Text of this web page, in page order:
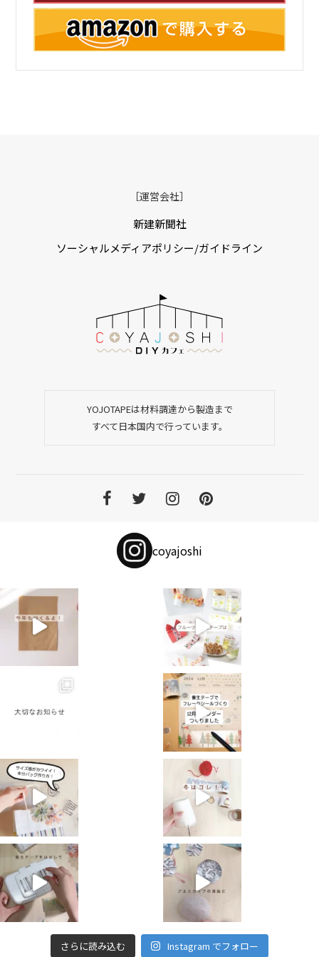
［運営会社］
新建新聞社
ソーシャルメディアポリシー/ガイドライン
YOJOTAPEは材料調達から製造まで
すべて日本国内で行っています。
coyajoshi
さらに読み込む Instagram でフォロー